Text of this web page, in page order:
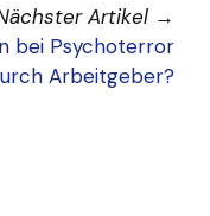
Artikel →
bei Psychoterror
Arbeitgeber?